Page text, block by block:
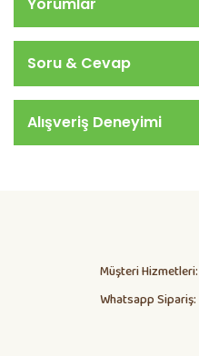
Soru & Cevap
Alışveriş Deneyimi
Müşteri Hizmetleri:
Whatsapp Sipariş: